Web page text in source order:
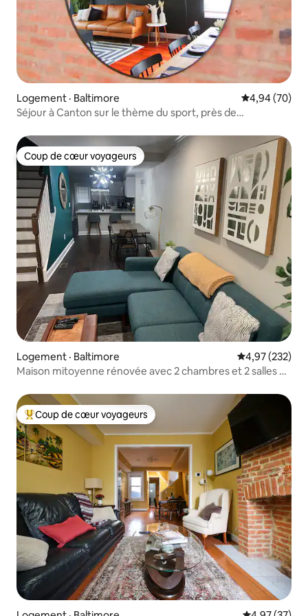
Logement · Baltimore Note
4,94 (70)
Séjour à Canton sur le thème du sport, près de
Coup de cœur voyageurs
Coup de cœur voyageurs
Logement · Baltimore Note
4,97 (232)
Maison mitoyenne rénovée avec 2 chambres et 2 salles de
Coup de cœur voyageurs parmi les plus aimés
Coup de cœur voyageurs